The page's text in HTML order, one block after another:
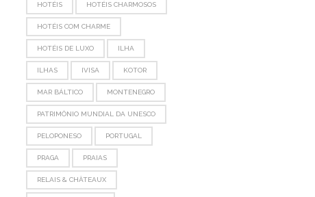
HOTÉIS HOTÉIS CHARMOSOS
HOTÉIS COM CHARME
HOTÉIS DE LUXO ILHA
ILHAS IVISA KOTOR
MAR BÁLTICO MONTENEGRO
PATRIMÔNIO MUNDIAL DA UNESCO
PELOPONESO PORTUGAL
PRAGA PRAIAS
RELAIS & CHÂTEAUX